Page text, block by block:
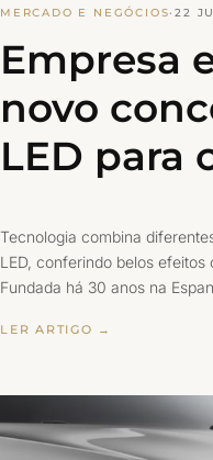
MERCADO E NEGÓCIOS·22
Empresa
novo
LED para
Tecnologia combina
LED, conferindo belos
Fundada há 30 anos na
LER ARTIGO →